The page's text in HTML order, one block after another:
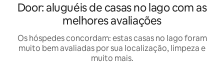
Door: aluguéis de casas no lago com as
melhores avaliações
Os hóspedes concordam: estas casas no lago foram
muito bem avaliadas por sua localização, limpeza e
muito mais.